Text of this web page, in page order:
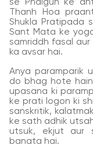
se Phalgun ke
Thanh Hoa
Shukla Pratipada
Sant Mata ke
samriddh fasal
ka avsar hai.
Anya paramparik
do bhag hote
upasana ki
ke prati logon ki
sanskritik,
ke sath adhik
utsuk, ekjut aur
banata hai.